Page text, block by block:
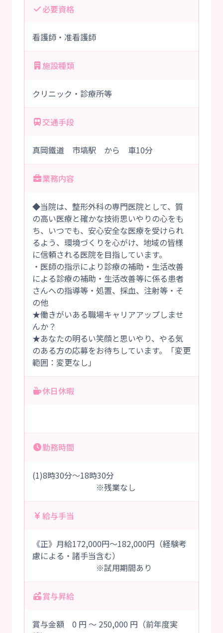
必要資格
看護師・准看護師
施設種類
クリニック・診療所等
交通手段
真岡鐵道 市塙駅 から 車10分
業務内容
◆当院は、整形外科の専門医院として、質
の高い医療と確かな技術思いやりの心をも
ち、いつでも、安心安全な医療を受けられ
るよう、環境づくりを心がけ、地域の皆様
に信頼される医院を目指しています。
・医師の指示により診療の補助・生活改善
による診療の補助・生活改善等に係る患者
さんへの指導等・処置、採血、注射等・そ
の他
★働きがいある職場キャリアアップしませ
んか？
★あなたの明るい笑顔と思いやり、やる気
のある方の応募をお待ちしています。「変更
範囲：変更なし」
休日休暇
勤務時間
(1)8時30分～18時30分
※残業なし
給与手当
《正》月給172,000円～182,000円（経験考
慮による・諸手当含む）
※試用期間あり
賞与昇給
賞与金額 0 円 ～ 250,000 円（前年度実